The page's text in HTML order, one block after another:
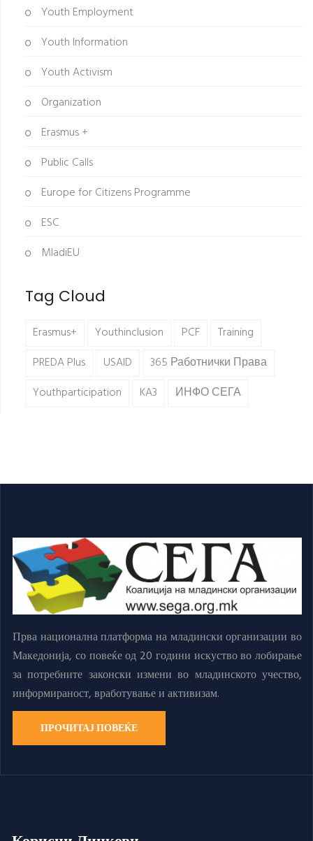
Youth Employment
Youth Information
Youth Activism
Organization
Erasmus +
Public Calls
Europe for Citizens Programme
ESC
MladiEU
Tag Cloud
Erasmus+ Youthinclusion PCF
Training
PREDA Plus
USAID
365 Работнички Права
Youthparticipation
KA3 ИНФО СЕГА
Прва национална платформа на младински организации во
Македонија, со повеќе од 20 години искуство во лобирање
за потребните законски измени во младинското учество,
информираност, вработување и активизам.
ПРОЧИТАЈ ПОВЕЌЕ